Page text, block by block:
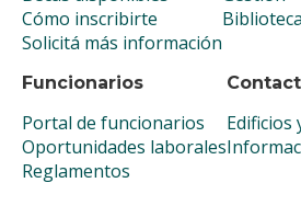
Cómo inscribirte
Solicitá más información
Funcionarios
Portal de funcionarios
Oportunidades laborales
Reglamentos
Edificios